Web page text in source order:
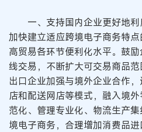
一、支持国内企业更好地利
加快建立适应跨境电子商务特
高贸易各环节便利化水平。鼓
线交易，不断扩大可交易商品
出口企业加强与境外企业合作
店和配送网店等模式，融入境
范化、管理专业化、物流生产
境电子商务，合理增加消费品进